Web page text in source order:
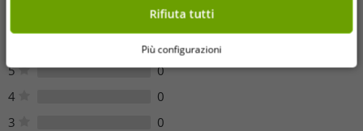
Sfortunatamente, non ci sono recensioni dei clienti per questo
articolo.
5
0
4
0
3
0
Rifiuta tutti
Più configurazioni